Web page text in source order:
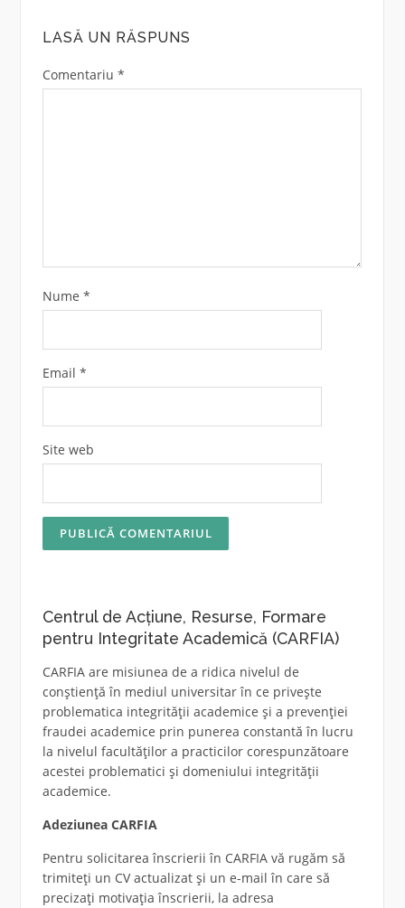
LASĂ UN RĂSPUNS
Comentariu *
Nume *
Email *
Site web
Centrul de Acțiune, Resurse, Formare
pentru Integritate Academică (CARFIA)
CARFIA are misiunea de a ridica nivelul de
conștiență în mediul universitar în ce privește
problematica integrității academice și a prevenției
fraudei academice prin punerea constantă în lucru
la nivelul facultăților a practicilor corespunzătoare
acestei problematici și domeniului integrității
academice.
Adeziunea CARFIA
Pentru solicitarea înscrierii în CARFIA vă rugăm să
trimiteți un CV actualizat și un e-mail în care să
precizați motivația înscrierii, la adresa